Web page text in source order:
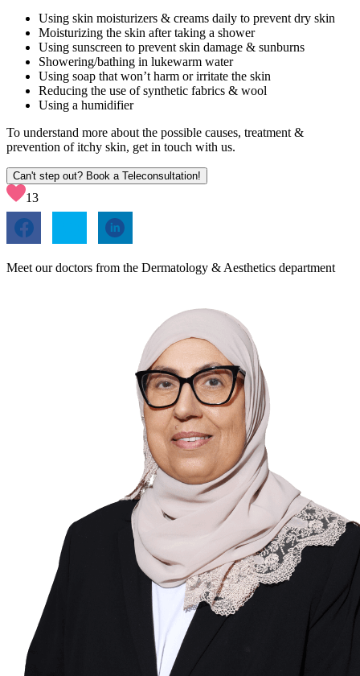
Using skin moisturizers & creams daily to prevent dry skin
Moisturizing the skin after taking a shower
Using sunscreen to prevent skin damage & sunburns
Showering/bathing in lukewarm water
Using soap that won’t harm or irritate the skin
Reducing the use of synthetic fabrics & wool
Using a humidifier
To understand more about the possible causes, treatment &
prevention of itchy skin, get in touch with us.
Can't step out? Book a Teleconsultation!
13
Meet our doctors from the Dermatology & Aesthetics department